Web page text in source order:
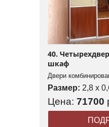
40.
шкаф
Двери
Размер: 2,8 x
Цена: 71700